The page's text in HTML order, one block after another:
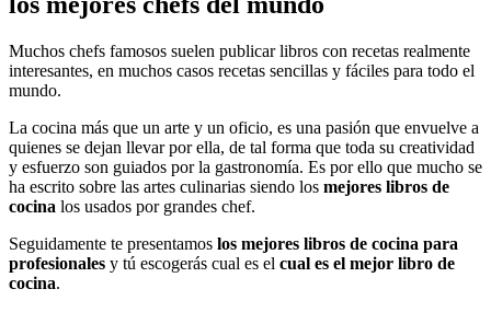
Muchos chefs famosos suelen publicar libros con recetas realmente
interesantes, en muchos casos recetas sencillas y fáciles para todo el
mundo.
La cocina más que un arte y un oficio, es una pasión que envuelve a
quienes se dejan llevar por ella, de tal forma que toda su creatividad
y esfuerzo son guiados por la gastronomía. Es por ello que mucho se
ha escrito sobre las artes culinarias siendo los mejores libros de
cocina los usados por grandes chef.
Seguidamente te presentamos los mejores libros de cocina para
profesionales y tú escogerás cual es el cual es el mejor libro de
cocina.